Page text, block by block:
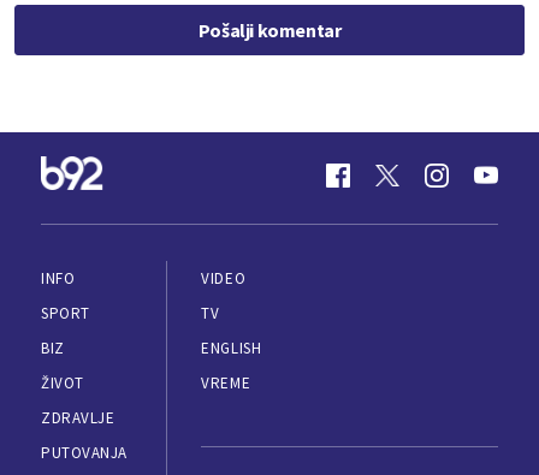
Pošalji komentar
INFO
SPORT
BIZ
ŽIVOT
ZDRAVLJE
PUTOVANJA
VIDEO
TV
ENGLISH
VREME